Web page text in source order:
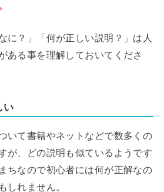
に？」「何が正しい説明？」は人
ある事を理解しておいてくださ
い
いて書籍やネットなどで数多くの
が、どの説明も似ているようです
ちなので初心者には何が正解なの
しれません。